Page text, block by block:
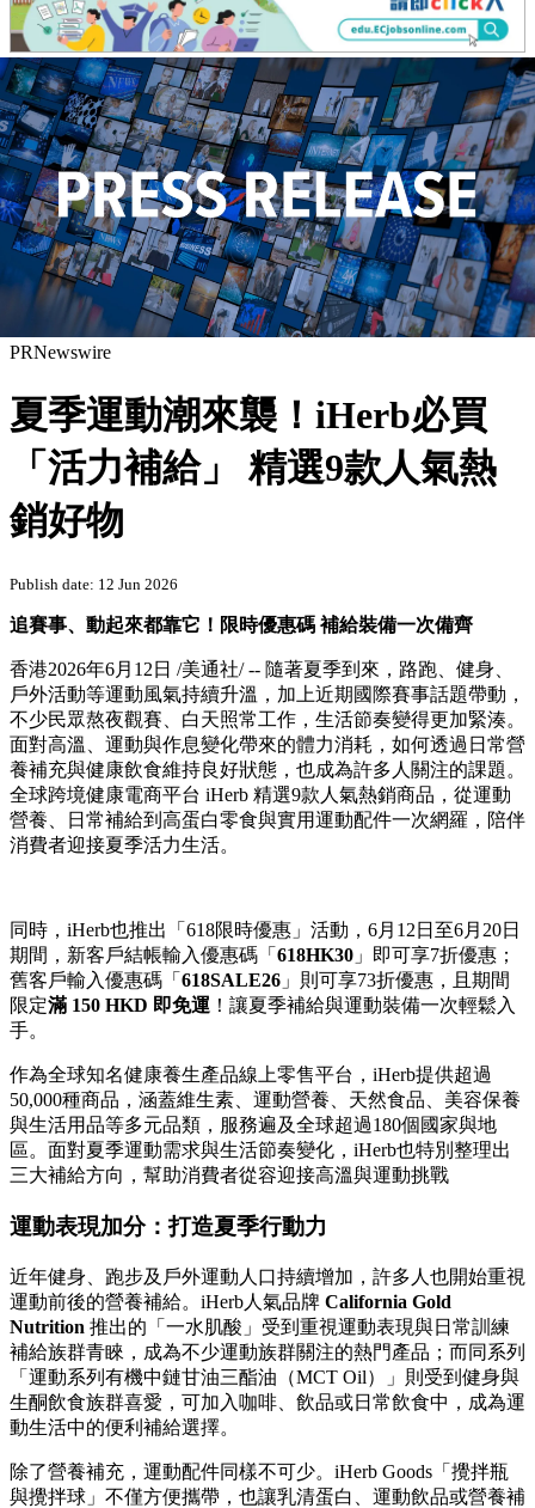
PRNewswire
夏季運動潮來襲！iHerb必買
「活力補給」 精選9款人氣熱
銷好物
Publish date: 12 Jun 2026
追賽事、動起來都靠它！ 限時優惠碼 補給裝備一次備齊
香港2026年6月12日 /美通社/ -- 隨著夏季到來，路跑、健身、
戶外活動等運動風氣持續升溫，加上近期國際賽事話題帶動，
不少民眾熬夜觀賽、白天照常工作，生活節奏變得更加緊湊。
面對高溫、運動與作息變化帶來的體力消耗，如何透過日常營
養補充與健康飲食維持良好狀態，也成為許多人關注的課題。
全球跨境健康電商平台 iHerb 精選9款人氣熱銷商品，從運動
營養、日常補給到高蛋白零食與實用運動配件一次網羅，陪伴
消費者迎接夏季活力生活。
同時，iHerb也推出「618限時優惠」活動，6月12日至6月20日
期間，新客戶結帳輸入優惠碼「 618HK30 」即可享7折優惠；
舊客戶輸入優惠碼「 618SALE26 」則可享73折優惠，且期間
限定滿 150 HKD 即免運 ！讓夏季補給與運動裝備一次輕鬆入
手。
作為全球知名健康養生產品線上零售平台，iHerb提供超過
50,000種商品，涵蓋維生素、運動營養、天然食品、美容保養
與生活用品等多元品類，服務遍及全球超過180個國家與地
區。面對夏季運動需求與生活節奏變化，iHerb也特別整理出
三大補給方向，幫助消費者從容迎接高溫與運動挑戰
運動表現加分：打造夏季行動力
近年健身、跑步及戶外運動人口持續增加，許多人也開始重視
運動前後的營養補給。iHerb人氣品牌 California Gold
Nutrition 推出的「一水肌酸」受到重視運動表現與日常訓練
補給族群青睞，成為不少運動族群關注的熱門產品；而同系列
「運動系列有機中鏈甘油三酯油（MCT Oil）」則受到健身與
生酮飲食族群喜愛，可加入咖啡、飲品或日常飲食中，成為運
動生活中的便利補給選擇。
除了營養補充，運動配件同樣不可少。iHerb Goods「攪拌瓶
與攪拌球」不僅方便攜帶，也讓乳清蛋白、運動飲品或營養補